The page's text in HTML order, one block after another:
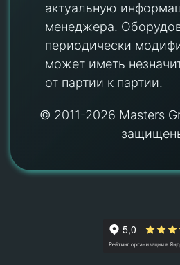
актуальную
менеджера.
периодически
может иметь
от партии к партии.
© 2011-2026 Masters